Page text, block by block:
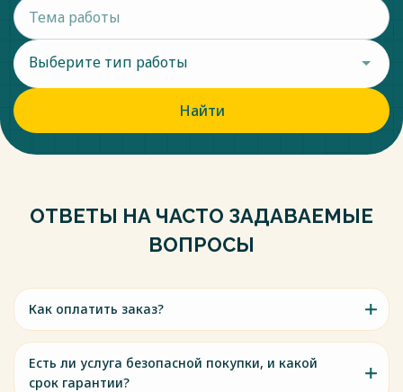
Выберите тип работы
Найти
ОТВЕТЫ НА ЧАСТО ЗАДАВАЕМЫЕ
ВОПРОСЫ
Как оплатить заказ?
Есть ли услуга безопасной покупки, и какой
срок гарантии?